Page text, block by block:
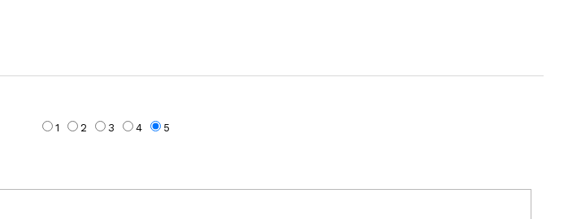
1 2 3 4 5